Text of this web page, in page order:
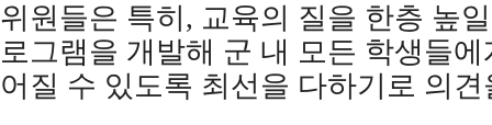
위원들은 특히 , 교육의 질을 한층 높
로그램을 개발해 군 내 모든 학생들
어질 수 있도록 최선을 다하기로 의